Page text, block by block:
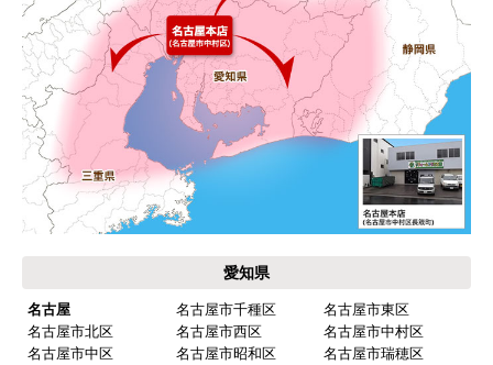
いる会社だなと思っていたので再度利用。やはり
期待通りにきちんと対応してもらえました。
【注文からどのくらいで届きましたか？】
工事日を自分から発注の2週間先にしていたので、
遅れることもなく予定通りに工事前に到着。
【その他感想・コメント】
保証書に添付する工事店の証明もきちんと対応し
次に何か交換タイミングが来たら、一番の候補先
業者さんです。
愛知県
名古屋 名古屋市千種区
名古屋市東区
名古屋市北区
名古屋市西区
名古屋市中村区
名古屋市中区
名古屋市昭和区
名古屋市瑞穂区